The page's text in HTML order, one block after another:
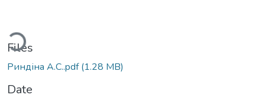
Files
Риндіна А.С..pdf(1.28 MB)
Date